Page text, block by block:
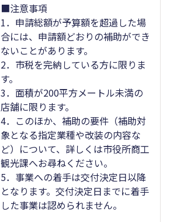
■注意事項
1．申請総額が予算額を超過した場
合には、申請額どおりの補助ができ
ないことがあります。
2．市税を完納している方に限りま
す。
3．面積が200平方メートル未満の
店舗に限ります。
4．このほか、補助の要件（補助対
象となる指定業種や改装の内容な
ど）について、詳しくは市役所商工
観光課へお尋ねください。
5．事業への着手は交付決定日以降
となります。交付決定日までに着手
した事業は認められません。